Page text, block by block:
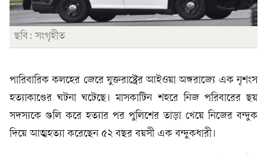
ছবি: সংগৃহীত
পারিবারিক কলহের জেরে যুক্তরাষ্ট্রের আইওয়া অঙ্গরাজ্যে এক নৃশংস
হত্যাকাণ্ডের ঘটনা ঘটেছে। মাসকাটিন শহরে নিজ পরিবারের ছয়
সদস্যকে গুলি করে হত্যার পর পুলিশের তাড়া খেয়ে নিজের বন্দুক
দিয়ে আত্মহত্যা করেছেন ৫২ বছর বয়সী এক বন্দুকধারী।